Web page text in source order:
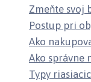
Zmeňte svoj
Postup pri
Ako
Ako správne
Typy